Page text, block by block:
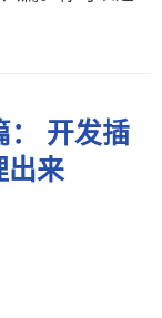
： 开发插
出来